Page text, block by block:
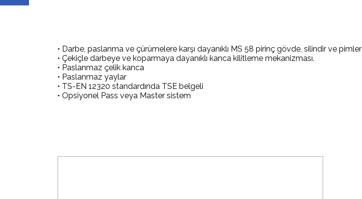
• Darbe, paslanma ve çürümelere karşı dayanıklı MS 58 pirinç gövde, silindir ve pimler
• Çekiçle darbeye ve koparmaya dayanıklı kanca kilitleme mekanizması.
• Paslanmaz çelik kanca
• Paslanmaz yaylar
• TS-EN 12320 standardında TSE belgeli
• Opsiyonel Pass veya Master sistem